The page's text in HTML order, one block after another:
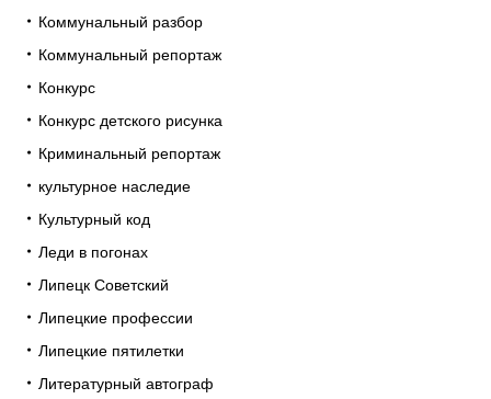
Коммунальный разбор
Коммунальный репортаж
Конкурс
Конкурс детского рисунка
Криминальный репортаж
культурное наследие
Культурный код
Леди в погонах
Липецк Советский
Липецкие профессии
Липецкие пятилетки
Литературный автограф